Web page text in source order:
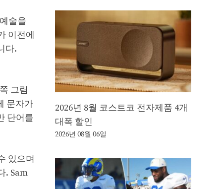
술을
이전에
다.
그림
문자가
단어를
있으며
. Sam
2026년 8월 코스트코 전자제품 4개
대폭 할인
2026년 08월 06일